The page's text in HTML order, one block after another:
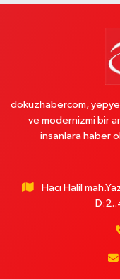
dokuzhabercom,
ve modernizmi bir
insanlara haber
Hacı Halil